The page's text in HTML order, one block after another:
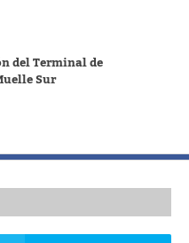
del Terminal de
Sur